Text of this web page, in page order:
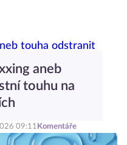
aneb
touhu na
09:11 Komentáře